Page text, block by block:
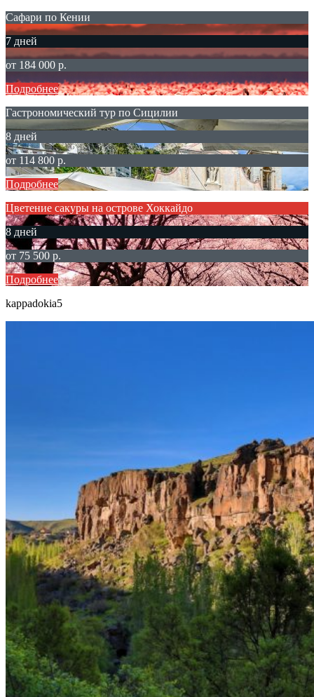
Сафари по Кении
7 дней
от 184 000 р.
Подробнее
Гастрономический тур по Сицилии
8 дней
от 114 800 р.
Подробнее
Цветение сакуры на острове Хоккайдо
8 дней
от 75 500 р.
Подробнее
kappadokia5